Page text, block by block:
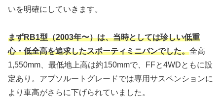
いを明確にしていきます。
まずRB1型（2003年〜）は、当時としては珍しい低重
心・低全高を追求したスポーティミニバンでした。全高
1,550mm、最低地上高は約150mmで、FFと4WDともに設
定あり。アブソルートグレードでは専用サスペンションに
より車高がさらに下げられていました。